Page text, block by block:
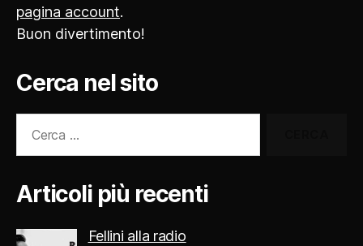
pagina account.
Buon divertimento!
Cerca nel sito
Articoli più recenti
Fellini alla radio